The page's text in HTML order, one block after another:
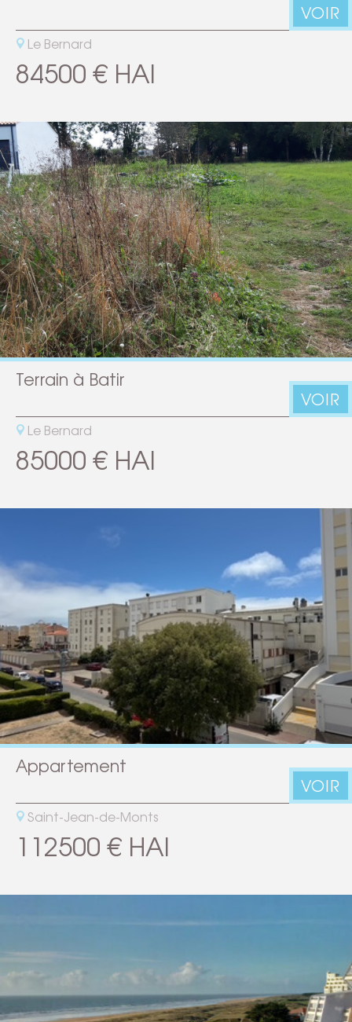
VOIR
Le Bernard
84500 € HAI
VOIR
Terrain à Batir
Le Bernard
85000 € HAI
VOIR
Appartement
Saint-Jean-de-Monts
112500 € HAI